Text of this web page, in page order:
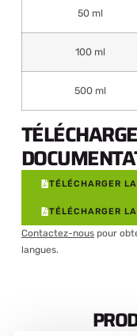
50 ml
100 ml
500 ml
TÉLÉCHARGER
TÉLÉCHARGER
Contactez-nouspour
langues.